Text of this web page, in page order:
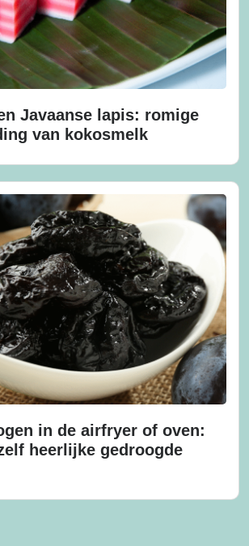
Javaanse lapis: romige
van kokosmelk
in de airfryer of oven:
heerlijke gedroogde